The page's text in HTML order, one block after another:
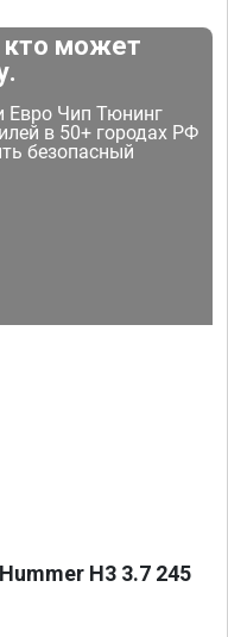
может
Евро Чип Тюнинг
в 50+ городах РФ
безопасный
H3 3.7 245